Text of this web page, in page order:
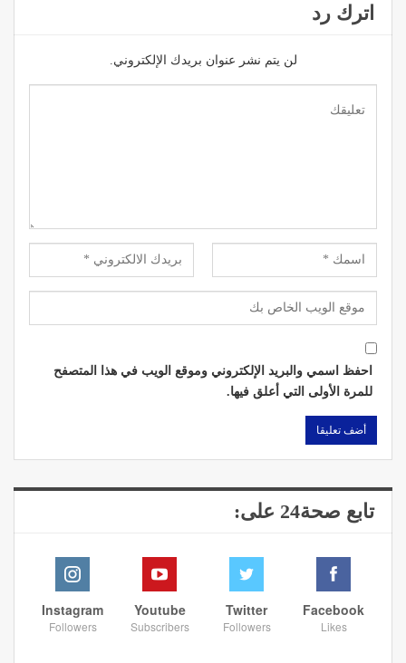
اترك رد
لن يتم نشر عنوان بريدك الإلكتروني.
احفظ اسمي والبريد الإلكتروني وموقع الويب في هذا المتصفح
للمرة الأولى التي أعلق فيها.
تابع صحة24 على:
Facebook
Likes
Twitter
Followers
Youtube
Subscribers
Instagram
Followers